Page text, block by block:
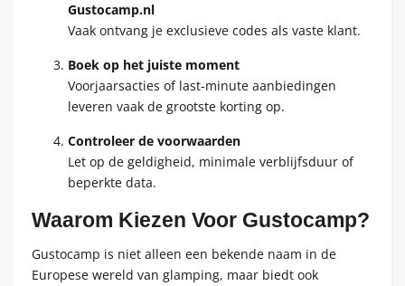
Gustocamp.nl
Vaak ontvang je exclusieve codes als vaste klant.
Boek op het juiste moment
Voorjaarsacties of last-minute aanbiedingen
leveren vaak de grootste korting op.
Controleer de voorwaarden
Let op de geldigheid, minimale verblijfsduur of
beperkte data.
Waarom Kiezen Voor Gustocamp?
Gustocamp is niet alleen een bekende naam in de
Europese wereld van glamping, maar biedt ook